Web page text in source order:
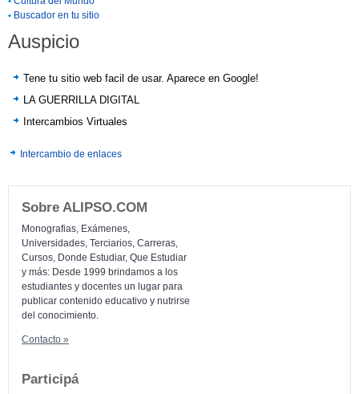
• Buscador en tu sitio
Auspicio
Tene tu sitio web facil de usar. Aparece en Google!
LA GUERRILLA DIGITAL
Intercambios Virtuales
Intercambio de enlaces
Sobre ALIPSO.COM
Monografias, Exámenes,
Universidades, Terciarios, Carreras,
Cursos, Donde Estudiar, Que Estudiar
y más: Desde 1999 brindamos a los
estudiantes y docentes un lugar para
publicar contenido educativo y nutrirse
del conocimiento.
Contacto »
Participá